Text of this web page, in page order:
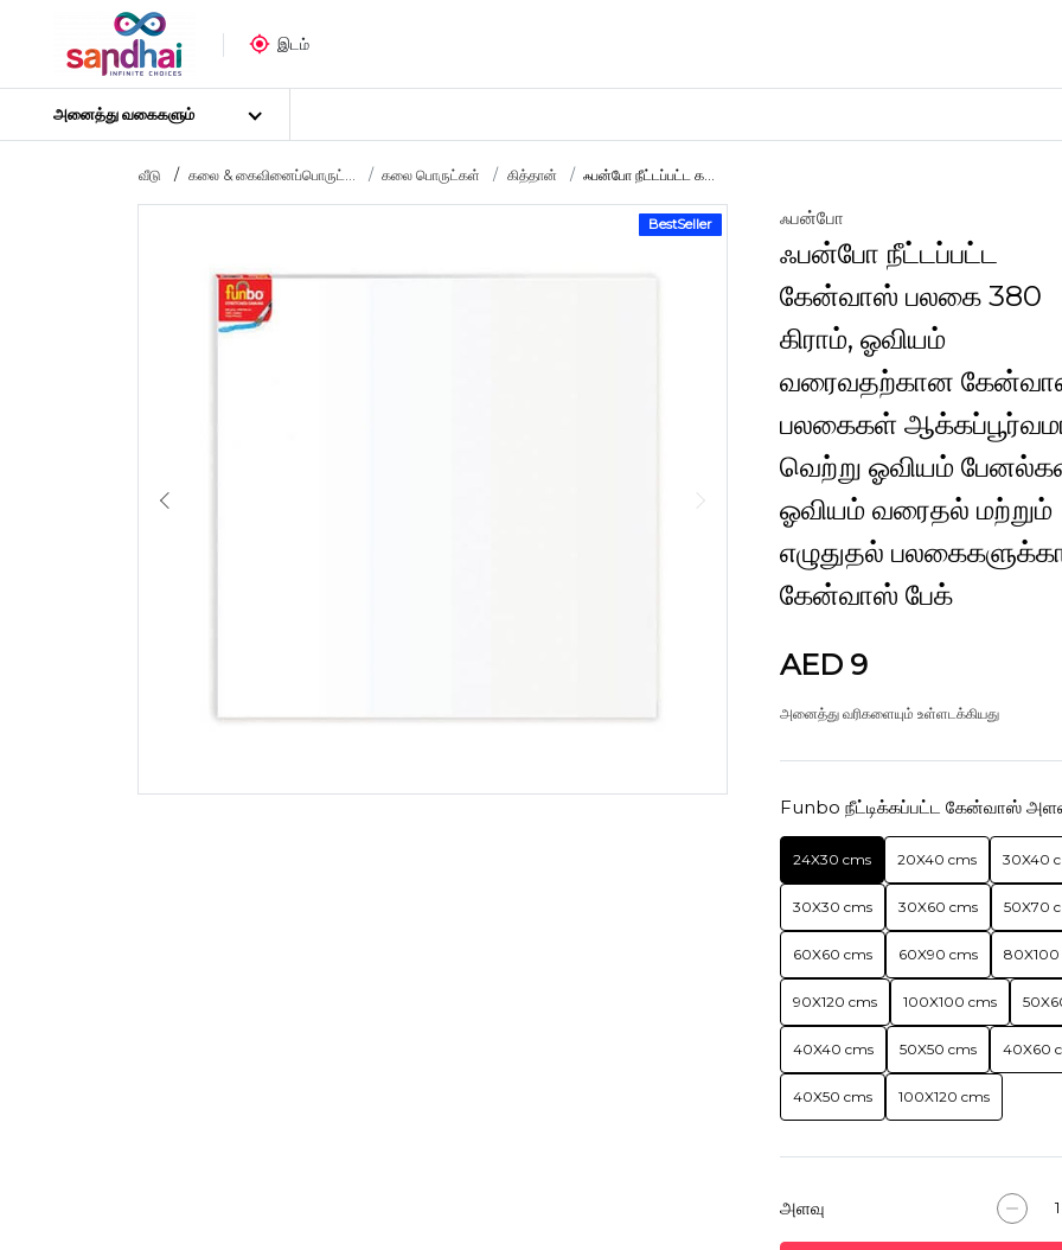
இடம்
அனைத்து வகைகளும்
கைவினைப் பொருட்கள்
கைவினைப் பொருட்கள்
வீடு கலை & கைவினைப்பொருட்... கலை பொருட்கள் கித்தான் ஃபன்போ நீட்டப்பட்ட க...
BestSeller ஃபன்போ
ஃபன்போ நீட்டப்பட்ட
கேன்வாஸ் பலகை 380
கிராம், ஓவியம்
வரைவதற்கான
பலகைகள்
வெற்று ஓவியம்
ஓவியம் வரைதல் மற்றும்
எழுதுதல்
கேன்வாஸ் பேக்
AED 9
அனைத்து வரிகளையும் உள்ளடக்கியது
Funbo நீட்டிக்கப்பட்ட கேன்வாஸ்
24X30 cms 20X40 cms 30X40
30X30 cms 30X60 cms 50X70
60X60 cms 60X90 cms 80X100
90X120 cms 100X100 cms
40X40 cms 50X50 cms 40X60
40X50 cms 100X120 cms
அளவு